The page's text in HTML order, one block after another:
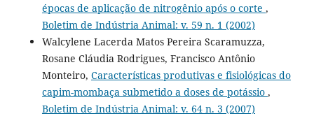
épocas de aplicação de nitrogênio após o corte ,
Boletim de Indústria Animal: v. 59 n. 1 (2002)
Walcylene Lacerda Matos Pereira Scaramuzza,
Rosane Cláudia Rodrigues, Francisco Antônio
Monteiro, Características produtivas e fisiológicas do
capim-mombaça submetido a doses de potássio ,
Boletim de Indústria Animal: v. 64 n. 3 (2007)